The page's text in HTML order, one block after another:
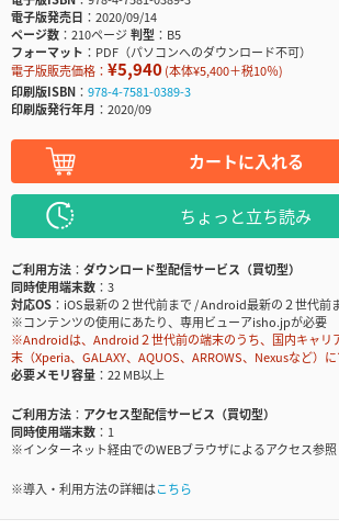
電子版発売日
2020/09/14
ページ数
210ページ判型
B5
フォーマット
PDF（パソコンへのダウンロード不可）
電子版販売価格： ¥5,940(本体¥5,400＋税10％)
印刷版ISBN
978-4-7581-0389-3
印刷版発行年月
2020/09
カートに入れる
ちょっと立ち読み
ご利用方法
ダウンロード型配信サービス（買切型）
同時使用端末数
3
対応OS
iOS最新の２世代前まで / Android最新の２世代前
※コンテンツの使用にあたり、専用ビューアisho.jpが必要
※Androidは、Android２世代前の端末のうち、国内キャリ
末（Xperia、GALAXY、AQUOS、ARROWS、Nexusなど）
必要メモリ容量
22 MB以上
ご利用方法
アクセス型配信サービス（買切型）
同時使用端末数
1
※インターネット経由でのWEBブラウザによるアクセス参照
※導入・利用方法の詳細はこちら